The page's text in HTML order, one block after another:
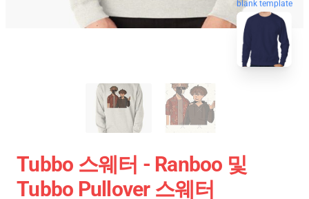
blank template
Tubbo 스웨터 - Ranboo 및
Tubbo Pullover 스웨터